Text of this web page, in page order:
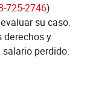
725-2746)
su caso.
derechos y
perdido.